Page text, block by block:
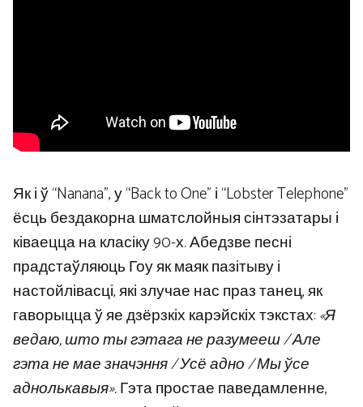
Як і ў “Nanana”, у “Back to One” і “Lobster Telephone”
ёсць бездакорна шматслойныя сінтэзатары і
ківаецца на класіку 90-х. Абедзве песні
прадстаўляюць Гоу як маяк пазітыву і
настойлівасці, які злучае нас праз танец, як
гаворыцца ў яе дзёрзкіх карэйскіх тэкстах:«Я
ведаю, што ты гэтага не разумееш / Але
гэта не мае значэння / Усё адно / Мы ўсе
аднолькавыя».Гэта простае паведамленне,